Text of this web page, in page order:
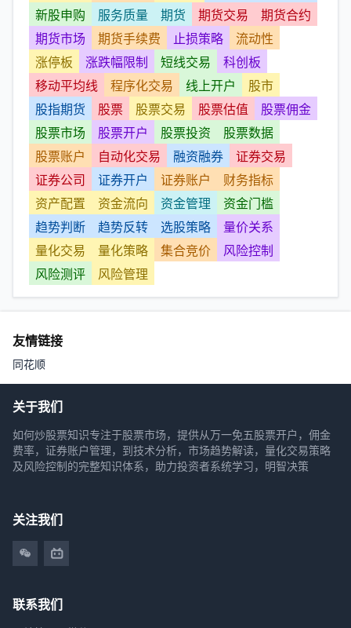
新股申购
服务质量 期货 期货交易
期货合约
期货市场
期货手续费 止损策略
流动性
涨停板
涨跌幅限制 短线交易
科创板
移动平均线
程序化交易 线上开户
股市
股指期货
股票 股票交易 股票估值
股票佣金
股票市场
股票开户 股票投资
股票数据
股票账户
自动化交易 融资融券
证券交易
证券公司
证券开户 证券账户
财务指标
资产配置
资金流向 资金管理
资金门槛
趋势判断
趋势反转 选股策略
量价关系
量化交易
量化策略 集合竞价
风险控制
风险测评
风险管理
友情链接
同花顺
关于我们
如何炒股票知识专注于股票市场，提供从万一免五股票开户，佣金
费率，证券账户管理，到技术分析，市场趋势解读，量化交易策略
及风险控制的完整知识体系，助力投资者系统学习，明智决策
关注我们
联系我们